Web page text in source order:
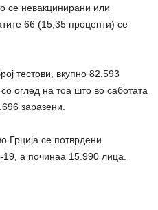
се невакцинирани или
66 (15,35 проценти) се
тестови, вкупно 82.593
оглед на тоа што во саботата
заразени.
Грција се потврдени
а починаа 15.990 лица.